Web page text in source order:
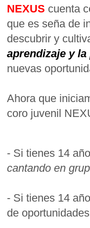
NEXUS cuenta
que es seña de
descubrir y
aprendizaje y
nuevas
Ahora que
coro juvenil
- Si tienes 14
cantando en
- Si tienes 14
de